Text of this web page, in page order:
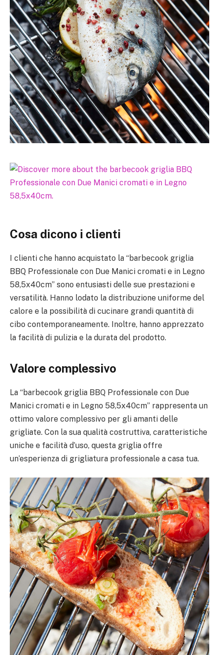
Cosa dicono i clienti
I clienti che hanno acquistato la “barbecook griglia
BBQ Professionale con Due Manici cromati e in Legno
58,5x40cm” sono entusiasti delle sue prestazioni e
versatilità. Hanno lodato la distribuzione uniforme del
calore e la possibilità di cucinare grandi quantità di
cibo contemporaneamente. Inoltre, hanno apprezzato
la facilità di pulizia e la durata del prodotto.
Valore complessivo
La “barbecook griglia BBQ Professionale con Due
Manici cromati e in Legno 58,5x40cm” rappresenta un
ottimo valore complessivo per gli amanti delle
grigliate. Con la sua qualità costruttiva, caratteristiche
uniche e facilità d’uso, questa griglia offre
un’esperienza di grigliatura professionale a casa tua.